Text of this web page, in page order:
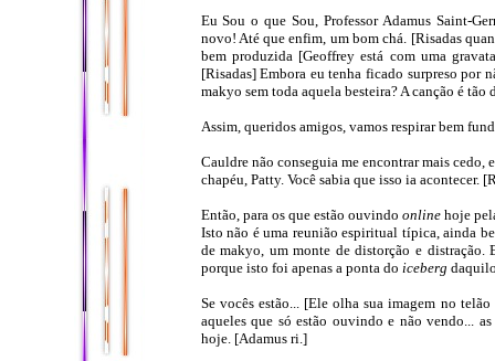
Eu Sou o que Sou, Professor Adamus Saint-
novo! Até que enfim, um bom chá. [Risadas
bem produzida [Geoffrey está com uma
[Risadas] Embora eu tenha ficado surpreso por
makyo sem toda aquela besteira? A canção é tão
Assim, queridos amigos, vamos respirar bem
Cauldre não conseguia me encontrar mais cedo,
chapéu, Patty. Você sabia que isso ia acontecer.
Então, para os que estão ouvindoonline hoje
Isto não é uma reunião espiritual típica, ainda
de makyo, um monte de distorção e distração.
porque isto foi apenas a ponta do iceberg
Se vocês estão... [Ele olha sua imagem no
aqueles que só estão ouvindo e não vendo...
hoje. [Adamus ri.]